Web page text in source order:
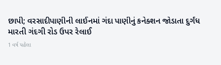
બનાસકાંઠા
છાપી; વરસાદી પાણીની લાઈનમાં ગંદા પાણીનું કનેક્શન જોડાતા દુર્ગંધ
મારતી ગંદગી રોડ ઉપર રેલાઈ
1 વર્ષ પહેલા